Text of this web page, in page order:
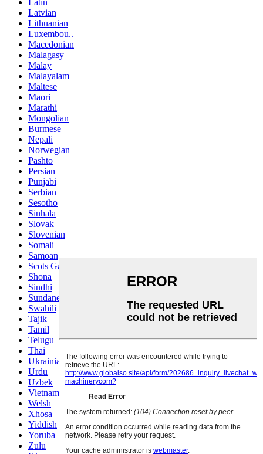
Latin
Latvian
Lithuanian
Luxembou..
Macedonian
Malagasy
Malay
Malayalam
Maltese
Maori
Marathi
Mongolian
Burmese
Nepali
Norwegian
Pashto
Persian
Punjabi
Serbian
Sesotho
Sinhala
Slovak
Slovenian
Somali
Samoan
Scots Gaelic
Shona
Sindhi
Sundanese
Swahili
Tajik
Tamil
Telugu
Thai
Ukrainian
Urdu
Uzbek
Vietnamese
Welsh
Xhosa
Yiddish
Yoruba
Zulu